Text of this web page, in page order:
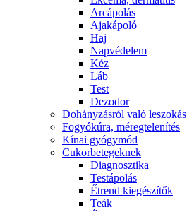
Arcápolás
Ajakápoló
Haj
Napvédelem
Kéz
Láb
Test
Dezodor
Dohányzásról való leszokás
Fogyókúra, méregtelenítés
Kínai gyógymód
Cukorbetegeknek
Diagnosztika
Testápolás
É́trend kiegészítők
Teák